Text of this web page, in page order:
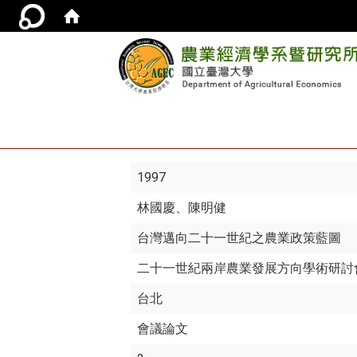
1997
林國慶、陳明健
台灣邁向二十一世紀之農業政策藍圖
二十一世紀兩岸農業發展方向學術研討
台北
會議論文